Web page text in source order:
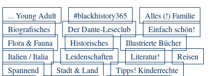
... Young Adult #blackhistory365
Alles (!) Familie
Biografisches
Der Dante-Leseclub
Einfach schön!
Flora & Fauna
Historisches
Illustrierte Bücher
Italien / Italia
Leidenschaften Literatur!
Reisen
Spannend
Stadt & Land
Tipps! Kinderrechte